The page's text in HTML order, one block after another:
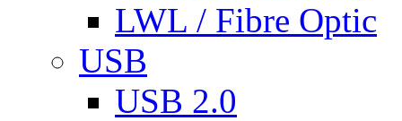
LWL / Fibre Optic
USB
USB 2.0